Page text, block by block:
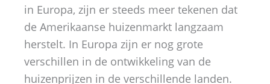
in Europa, zijn er steeds meer tekenen dat
de Amerikaanse huizenmarkt langzaam
herstelt. In Europa zijn er nog grote
verschillen in de ontwikkeling van de
huizenprijzen in de verschillende landen.